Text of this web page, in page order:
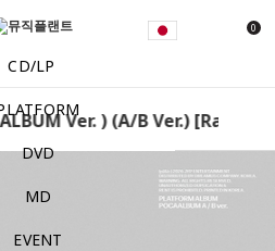
0
CD/LP
DVD
MD
EVENT
Ver. ) (A/B Ver.)